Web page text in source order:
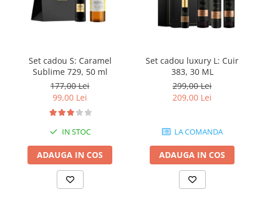
Set cadou S: Caramel
Sublime 729, 50 ml
177,00 Lei
99,00 Lei
IN STOC
ADAUGA IN COS
Set cadou luxury L: Cuir
383, 30 ML
299,00 Lei
209,00 Lei
LA COMANDA
ADAUGA IN COS